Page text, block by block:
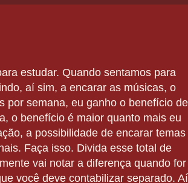
estudar. Quando sentamos para
aí sim, a encarar as músicas, o
por semana, eu ganho o benefício de
o benefício é maior quanto mais eu
a possibilidade de encarar temas
Faça isso. Divida esse total de
vai notar a diferença quando for
você deve contabilizar separado. Aí